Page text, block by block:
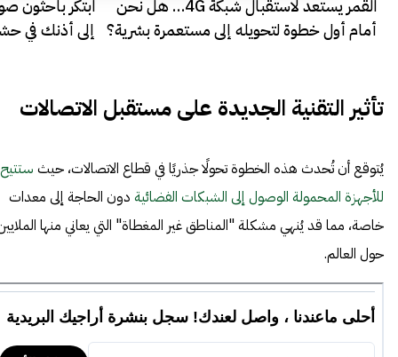
القمر يستعد لاستقبال شبكة 4G… هل نحن
أمام أول خطوة لتحويله إلى مستعمرة بشرية؟
ابتكر باحثون
إلى أذنك في
تأثير التقنية الجديدة على مستقبل الاتصالات
يُتوقع أن تُحدث هذه الخطوة تحولًا جذريًا في قطاع الاتصالات، حيث ستتيح
للأجهزة المحمولة الوصول إلى الشبكات الفضائية دون الحاجة إلى معدات
خاصة، مما قد يُنهي مشكلة "المناطق غير المغطاة" التي يعاني منها
حول العالم.